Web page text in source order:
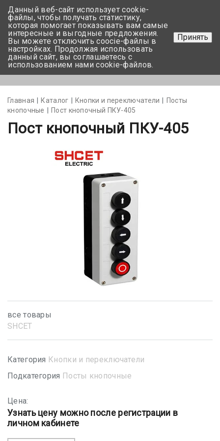
+375 17-350-99-56
+375 44-752-82-08
Задать вопрос
Главная Каталог Кнопки и переключатели
Посты
кнопочные
Пост кнопочный ПКУ-405
Пост кнопочный ПКУ-405
все товары
SHСET
Категория Кнопки и переключатели
Подкатегория Посты кнопочные
Цена:
Узнать цену можно после регистрации в
личном кабинете
Данный веб-сайт использует cookie-
файлы, чтобы получать статистику,
которая помогает показывать вам самые
интересные и выгодные предложения.
Вы можете отключить coocie-файлы в
настройках. Продолжая использовать
данный сайт, вы соглашаетесь с
использованием нами cookie-файлов.
Принять